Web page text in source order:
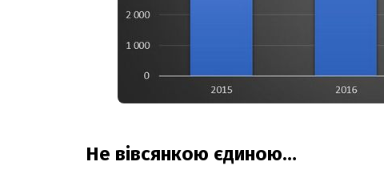
Не вівсянкою єдиною…